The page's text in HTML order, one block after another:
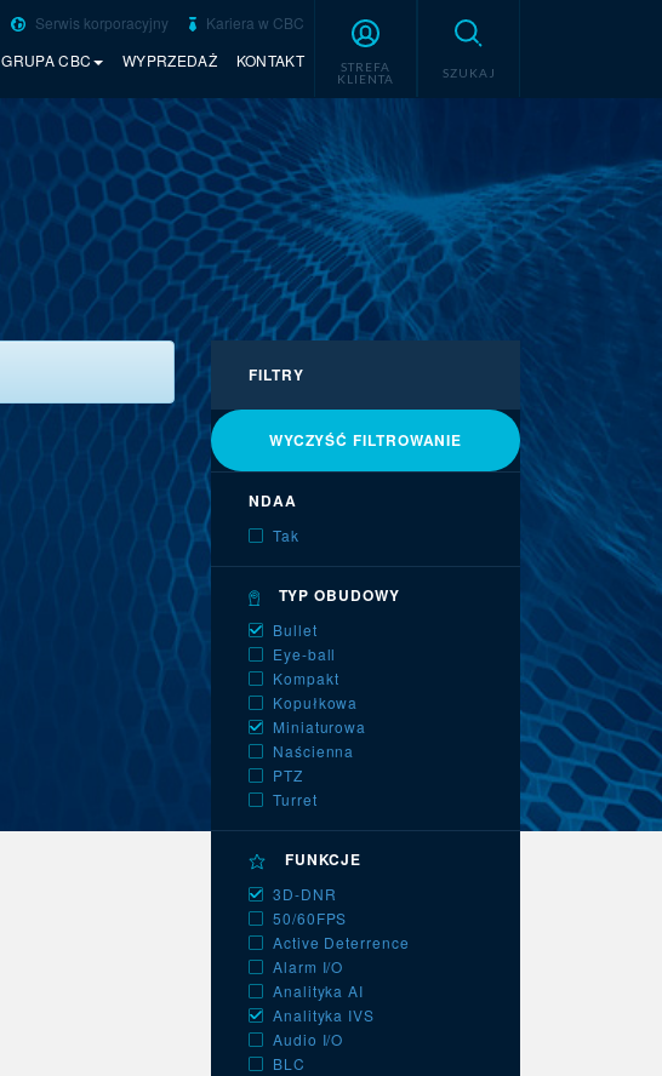
Serwis korporacyjny
Kariera w CBC
GRUPA CBC WYPRZEDAŻ KONTAKT
STREFA
KLIENTA
SZUKAJ
FILTRY
WYCZYŚĆ FILTROWANIE
NDAA
Tak
TYP OBUDOWY
Bullet
Eye-ball
Kompakt
Kopułkowa
Miniaturowa
Naścienna
PTZ
Turret
FUNKCJE
3D-DNR
50/60FPS
Active Deterrence
Alarm I/O
Analityka AI
Analityka IVS
Audio I/O
BLC